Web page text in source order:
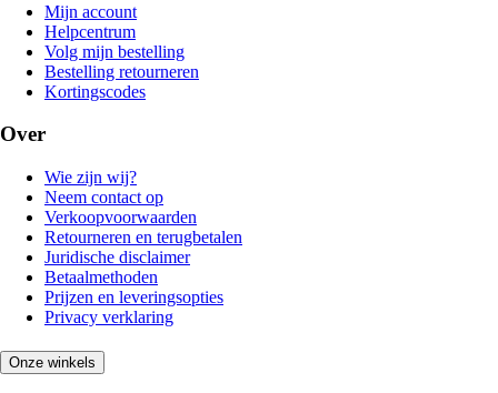
Mijn account
Helpcentrum
Volg mijn bestelling
Bestelling retourneren
Kortingscodes
Over
Wie zijn wij?
Neem contact op
Verkoopvoorwaarden
Retourneren en terugbetalen
Juridische disclaimer
Betaalmethoden
Prijzen en leveringsopties
Privacy verklaring
Onze winkels